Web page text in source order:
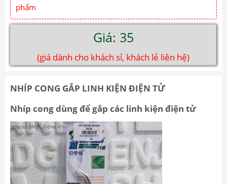
phẩm
Giá: 35
(giá dành cho khách sỉ, khách lẻ liên hệ)
NHÍP CONG GẮP LINH KIỆN ĐIỆN TỬ
Nhíp cong dùng để gắp các linh kiện điện tử